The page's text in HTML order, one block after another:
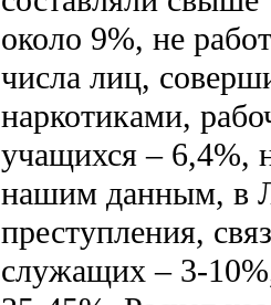
около 9%, не
числа лиц,
наркотиками,
учащихся – 6,4%,
нашим данным, в
преступления,
служащих – 3-